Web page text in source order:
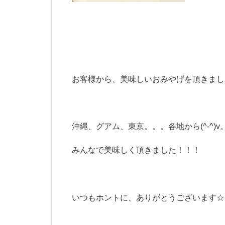
お客様から、美味しいおみやげを頂きまし
沖縄、グアム、東京。。。各地から(^-^)v。
みんなで美味しく頂きました！！！
いつもホントに、ありがとうございます☆